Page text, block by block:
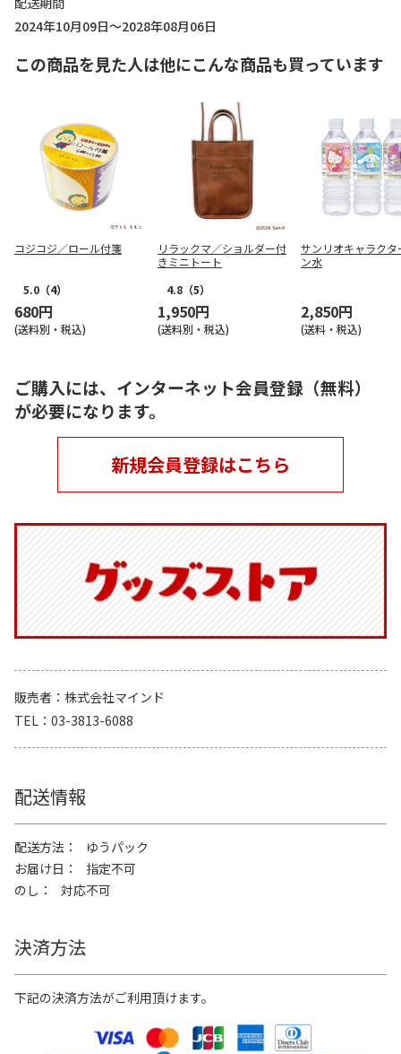
2024年10月09日～2028年08月06日
この商品を見た人は他にこんな商品も買っています
コジコジ／ロール付箋
5.0 （4）
680円
(送料別・税込)
リラックマ／ショルダー付
きミニトート
4.8 （5）
1,950円
(送料別・税込)
サンリオキャラクタ
ン水
2,850円
(送料・税込)
ご購入には、インターネット会員登録（無料）
が必要になります。
新規会員登録はこちら
販売者
株式会社マインド
TEL
03-3813-6088
配送情報
配送方法
ゆうパック
お届け日
指定不可
のし
対応不可
決済方法
下記の決済方法がご利用頂けます。